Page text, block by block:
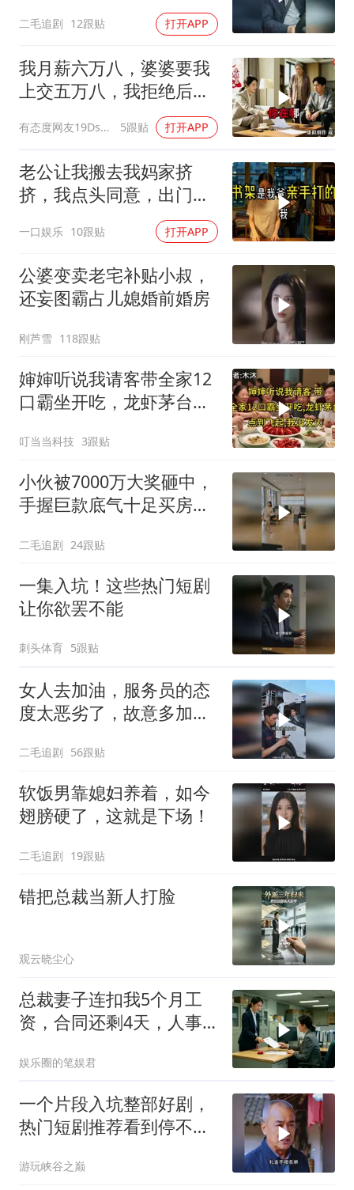
二毛追剧 12跟贴 打开APP
我月薪六万八，婆婆要我
上交五万八，我拒绝后她
换了门锁，12天后我决意
离婚
有态度网友19Dsym 5跟贴 打开APP
老公让我搬去我妈家挤
挤，我点头同意，出门时
顺手带走了3本房产证和2
把车钥匙
一口娱乐 10跟贴 打开APP
公婆变卖老宅补贴小叔，
还妄图霸占儿媳婚前婚房
刚芦雪 118跟贴
婶婶听说我请客带全家12
口霸坐开吃，龙虾茅台点
叮当当科技 3跟贴
小伙被7000万大奖砸中，
手握巨款底气十足买房不
二毛追剧 24跟贴
一集入坑！这些热门短剧
让你欲罢不能
刺头体育 5跟贴
女人去加油，服务员的态
度太恶劣了，故意多加油
二毛追剧 56跟贴
软饭男靠媳妇养着，如今
翅膀硬了，这就是下场！
二毛追剧 19跟贴
错把总裁当新人打脸
观云晓尘心
总裁妻子连扣我5个月工
资，合同还剩4天，人事
娱乐圈的笔娱君
一个片段入坑整部好剧，
热门短剧推荐看到停不下
游玩峡谷之巅